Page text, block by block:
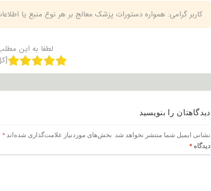
کاربر گرامی: همواره دستورات پزشک معالج بر هر نوع منبع یا
لطفا به این
دیدگاهتان را بنویسید
نشانی ایمیل شما منتشر نخواهد شد. بخش‌های موردنیاز علامت‌گذاری شده‌اند *
دیدگاه *